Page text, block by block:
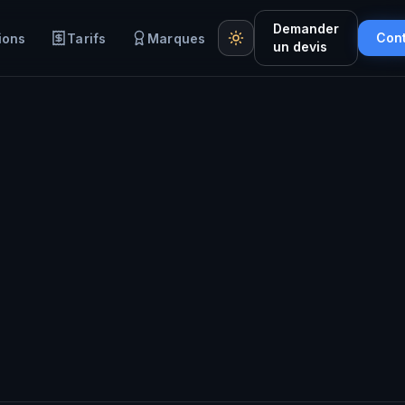
Tarifs Marques
Demander
un devis